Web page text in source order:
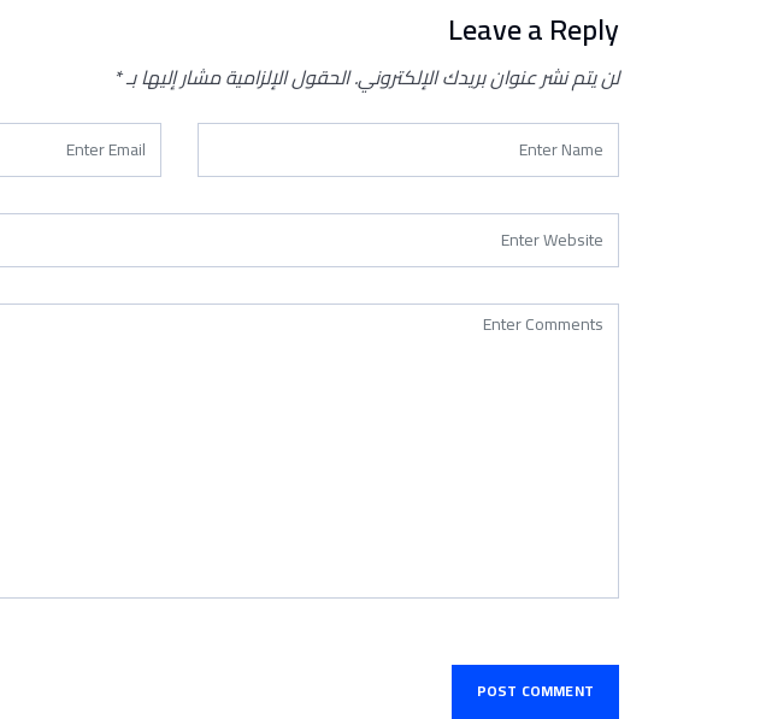
Leave a Reply
لن يتم نشر عنوان بريدك الإلكتروني.الحقول الإلزامية مشار إليها بـ*